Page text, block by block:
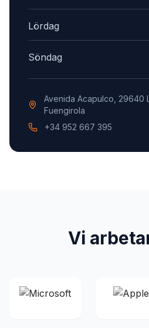
Lördag
Söndag
Avenida Acapulco, 29640
Fuengirola
+34 952 667 395
Vi